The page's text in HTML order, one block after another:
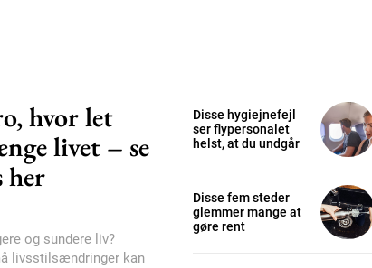
hvor let
livet – se
her
og sundere liv?
livsstilsændringer kan
Disse hygiejnefejl
ser flypersonalet
helst, at du undgår
Disse fem steder
glemmer mange at
gøre rent